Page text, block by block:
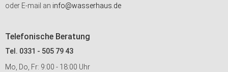
oder E-mail an info@wasserhaus.de
Telefonische Beratung
Tel. 0331 - 505 79 43
Mo, Do, Fr: 9:00 - 18:00 Uhr